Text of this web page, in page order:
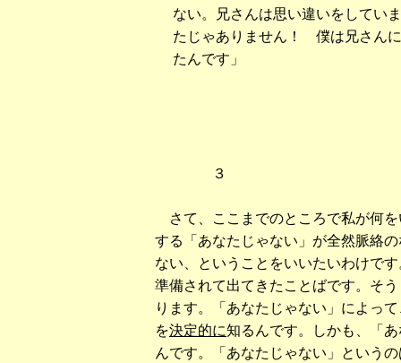
ない。兄さんは思い違いをしてい
たじゃありません！ 僕は兄さん
たんです」
３
さて、ここまでのところで私が何
する「あなたじゃない」が全然脈絡
ない、ということをいいたいわけで
準備されて出てきたことばです。そ
ります。「あなたじゃない」によっ
を決定的に知るんです。しかも、「
んです。「あなたじゃない」という